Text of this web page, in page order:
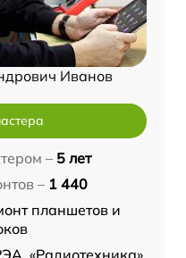
Иванов
– 5 лет
– 1 440
планшетов и
«Радиотехника»